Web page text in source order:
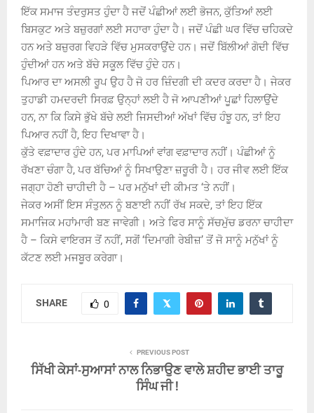
ਇੱਕ ਸਮਾਜ ਤੰਦਰੁਸਤ ਹੁੰਦਾ ਹੈ ਜਦੋਂ ਪੰਛੀਆਂ ਲਈ ਭੋਜਨ, ਕੁੱਤਿਆਂ ਲਈ
ਬਿਸਕੁਟ ਅਤੇ ਬਜ਼ੁਰਗਾਂ ਲਈ ਸਹਾਰਾ ਹੁੰਦਾ ਹੈ। ਜਦੋਂ ਪੰਛੀ ਘਰ ਵਿੱਚ ਚਹਿਕਦੇ
ਹਨ ਅਤੇ ਬਜ਼ੁਰਗ ਵਿਹੜੇ ਵਿੱਚ ਮੁਸਕਰਾਉਂਦੇ ਹਨ। ਜਦੋਂ ਬਿੱਲੀਆਂ ਗੋਦੀ ਵਿੱਚ
ਹੁੰਦੀਆਂ ਹਨ ਅਤੇ ਬੱਚੇ ਸਕੂਲ ਵਿੱਚ ਹੁੰਦੇ ਹਨ।
ਪਿਆਰ ਦਾ ਅਸਲੀ ਰੂਪ ਉਹ ਹੈ ਜੋ ਹਰ ਜ਼ਿੰਦਗੀ ਦੀ ਕਦਰ ਕਰਦਾ ਹੈ। ਜੇਕਰ
ਤੁਹਾਡੀ ਹਮਦਰਦੀ ਸਿਰਫ਼ ਉਨ੍ਹਾਂ ਲਈ ਹੈ ਜੋ ਆਪਣੀਆਂ ਪੂਛਾਂ ਹਿਲਾਉਂਦੇ
ਹਨ, ਨਾ ਕਿ ਕਿਸੇ ਭੁੱਖੇ ਬੱਚੇ ਲਈ ਜਿਸਦੀਆਂ ਅੱਖਾਂ ਵਿੱਚ ਹੰਝੂ ਹਨ, ਤਾਂ ਇਹ
ਪਿਆਰ ਨਹੀਂ ਹੈ, ਇਹ ਦਿਖਾਵਾ ਹੈ।
ਕੁੱਤੇ ਵਫ਼ਾਦਾਰ ਹੁੰਦੇ ਹਨ, ਪਰ ਮਾਪਿਆਂ ਵਾਂਗ ਵਫ਼ਾਦਾਰ ਨਹੀਂ। ਪੰਛੀਆਂ ਨੂੰ
ਰੱਖਣਾ ਚੰਗਾ ਹੈ, ਪਰ ਬੱਚਿਆਂ ਨੂੰ ਸਿਖਾਉਣਾ ਜ਼ਰੂਰੀ ਹੈ। ਹਰ ਜੀਵ ਲਈ ਇੱਕ
ਜਗ੍ਹਾ ਹੋਣੀ ਚਾਹੀਦੀ ਹੈ – ਪਰ ਮਨੁੱਖਾਂ ਦੀ ਕੀਮਤ ‘ਤੇ ਨਹੀਂ।
ਜੇਕਰ ਅਸੀਂ ਇਸ ਸੰਤੁਲਨ ਨੂੰ ਬਣਾਈ ਨਹੀਂ ਰੱਖ ਸਕਦੇ, ਤਾਂ ਇਹ ਇੱਕ
ਸਮਾਜਿਕ ਮਹਾਂਮਾਰੀ ਬਣ ਜਾਵੇਗੀ। ਅਤੇ ਫਿਰ ਸਾਨੂੰ ਸੱਚਮੁੱਚ ਡਰਨਾ ਚਾਹੀਦਾ
ਹੈ – ਕਿਸੇ ਵਾਇਰਸ ਤੋਂ ਨਹੀਂ, ਸਗੋਂ ‘ਦਿਮਾਗੀ ਰੇਬੀਜ਼’ ਤੋਂ ਜੋ ਸਾਨੂੰ ਮਨੁੱਖਾਂ ਨੂੰ
ਕੱਟਣ ਲਈ ਮਜਬੂਰ ਕਰੇਗਾ।
SHARE 0
PREVIOUS POST
ਸਿੱਖੀ ਕੇਸਾਂ-ਸੁਆਸਾਂ ਨਾਲ ਨਿਭਾਉਣ ਵਾਲੇ ਸ਼ਹੀਦ ਭਾਈ ਤਾਰੂ
ਸਿੰਘ ਜੀ !